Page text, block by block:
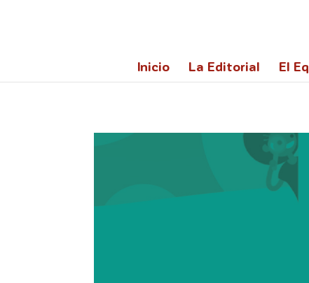
@import url('https://fonts.googleapis.com/
Inicio La Editorial El